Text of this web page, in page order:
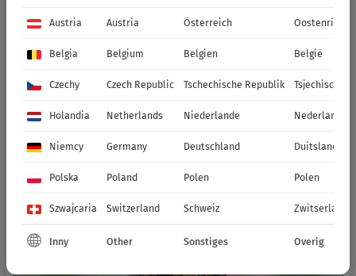
Austria Austria Österreich Oostenrijk
Belgia Belgium Belgien België
Czechy Czech Republic Tschechische Republik Tsjechische
Holandia Netherlands Niederlande Nederland
Niemcy Germany Deutschland Duitsland
Polska Poland Polen Polen
Szwajcaria Switzerland Schweiz Zwitserland
Inny Other Sonstiges Overig